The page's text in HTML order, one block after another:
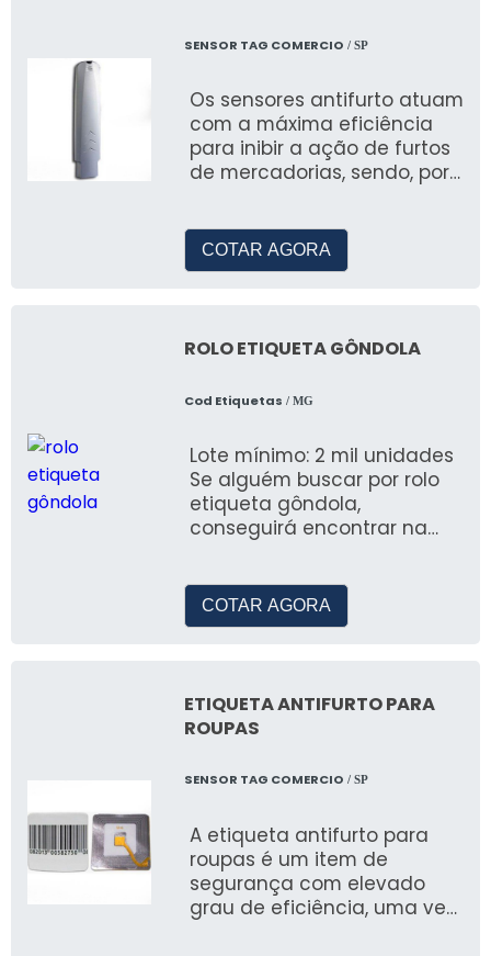
SENSOR TAG COMERCIO / SP
Os sensores antifurto atuam
com a máxima eficiência
para inibir a ação de furtos
de mercadorias, sendo, por
COTAR AGORA
ROLO ETIQUETA GÔNDOLA
Cod Etiquetas / MG
Lote mínimo: 2 mil unidades
Se alguém buscar por rolo
etiqueta gôndola,
conseguirá encontrar na
COTAR AGORA
ETIQUETA ANTIFURTO PARA
ROUPAS
SENSOR TAG COMERCIO / SP
A etiqueta antifurto para
roupas é um item de
segurança com elevado
grau de eficiência, uma vez